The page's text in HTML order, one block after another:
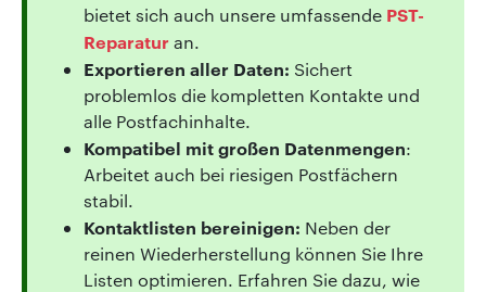
bietet sich auch unsere umfassende PST-
Reparaturan.
Exportieren aller Daten: Sichert
problemlos die kompletten Kontakte und
alle Postfachinhalte.
Kompatibel mit großen Datenmengen:
Arbeitet auch bei riesigen Postfächern
stabil.
Kontaktlisten bereinigen: Neben der
reinen Wiederherstellung können Sie Ihre
Listen optimieren. Erfahren Sie dazu, wie